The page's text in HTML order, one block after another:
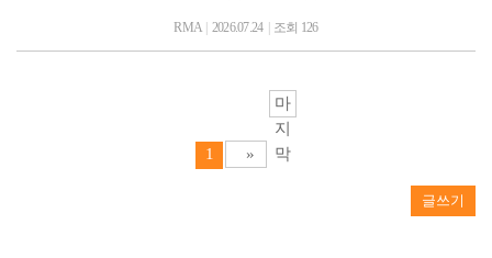
RMA 2026.07.24 조회 126
1 »
마
지
막
글쓰기